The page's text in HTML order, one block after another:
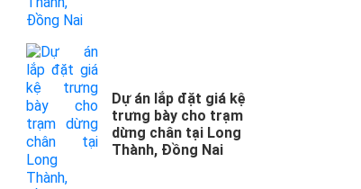
Dự án lắp đặt giá kệ
trưng bày cho trạm
dừng chân tại Long
Thành, Đồng Nai